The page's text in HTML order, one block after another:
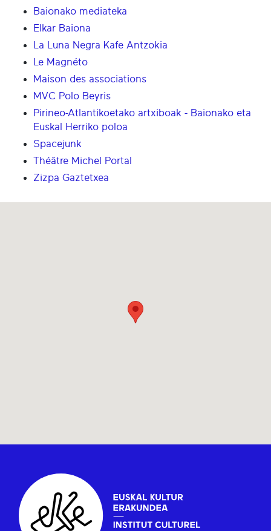
Baionako mediateka
Elkar Baiona
La Luna Negra Kafe Antzokia
Le Magnéto
Maison des associations
MVC Polo Beyris
Pirineo-Atlantikoetako artxiboak - Baionako eta
Euskal Herriko poloa
Spacejunk
Théâtre Michel Portal
Zizpa Gaztetxea